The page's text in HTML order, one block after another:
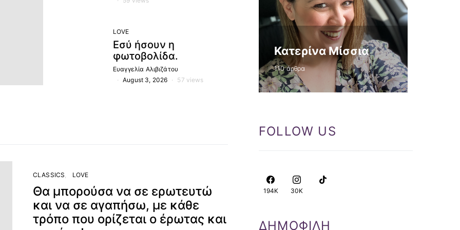
LOVE
Εσύ ήσουν η
φωτοβολίδα.
Ευαγγελία Αλιβιζάτου
August 3, 2026
57 views
CLASSICS LOVE
Θα μπορούσα να σε ερωτευτώ
και να σε αγαπήσω, με κάθε
τρόπο που ορίζεται ο έρωτας και
Κατερίνα Μίσσια
110 άρθρα
FOLLOW US
194K 30K
ΔΗΜΟΦΙΛΗ